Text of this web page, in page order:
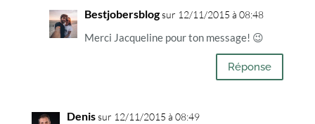
Bestjobersblogsur 12/11/2015 à 08:48
Merci Jacqueline pour ton message! 😉
Réponse
Denissur 12/11/2015 à 08:49